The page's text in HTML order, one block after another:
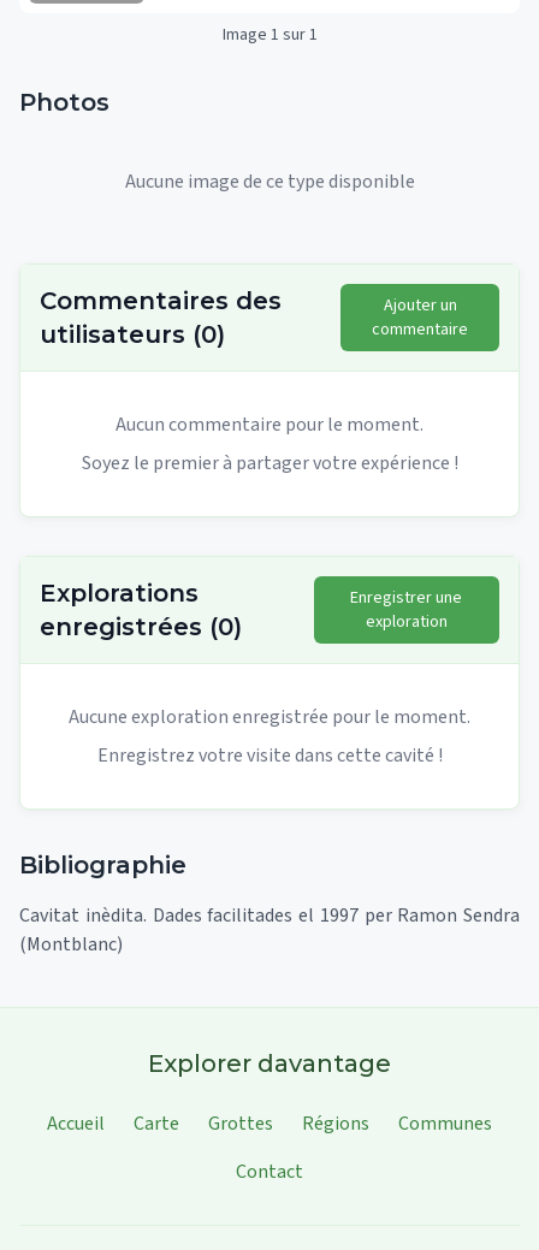
Image 1 sur 1
Photos
Aucune image de ce type disponible
Commentaires des
utilisateurs (0)
Ajouter un
commentaire
Aucun commentaire pour le moment.
Soyez le premier à partager votre expérience !
Explorations
enregistrées (0)
Enregistrer une
exploration
Aucune exploration enregistrée pour le moment.
Enregistrez votre visite dans cette cavité !
Bibliographie
Cavitat inèdita. Dades facilitades el 1997 per Ramon Sendra
(Montblanc)
Explorer davantage
Accueil Carte Grottes Régions
Communes
Contact